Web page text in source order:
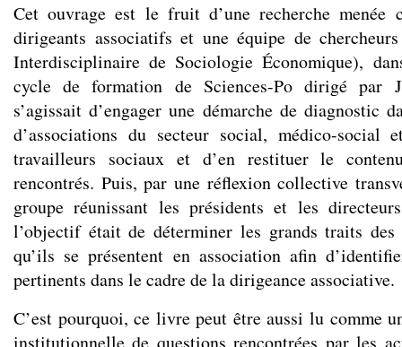
Cet ouvrage est le fruit d’une recherche menée
dirigeants associatifs et une équipe de
Interdisciplinaire de Sociologie Économique),
cycle de formation de Sciences-Po dirigé par
s’agissait d’engager une démarche de diagnostic
d’associations du secteur social, médico-
travailleurs sociaux et d’en restituer le
rencontrés. Puis, par une réflexion collective
groupe réunissant les présidents et les
l’objectif était de déterminer les grands traits des
qu’ils se présentent en association afin
pertinents dans le cadre de la dirigeance associative.
C’est pourquoi, ce livre peut être aussi lu comme